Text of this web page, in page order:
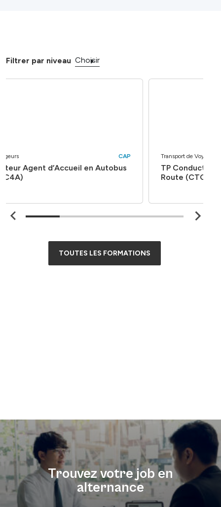
Filtrer par niveau Choisir
Transport de Voyageurs CAP
TP Conducteur de Transport en Commun sur
Route (CTCR)
TOUTES LES FORMATIONS
Trouvez votre job en
alternance